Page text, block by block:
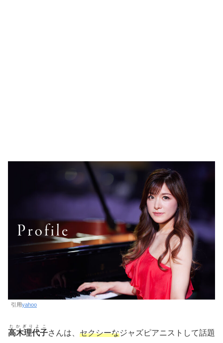
引用yahoo
高木理代子
たかぎりよこ
さんは、 セクシーなジャズピアニストして話題